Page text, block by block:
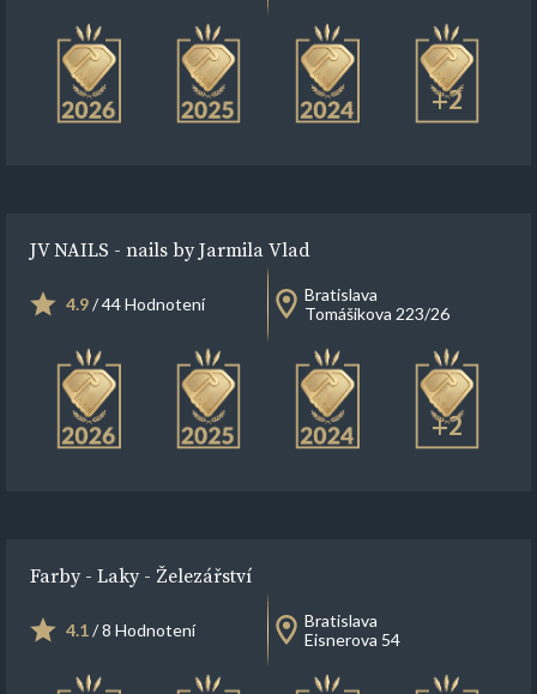
+2
JV NAILS - nails by Jarmila Vlad
4.9/ 44 Hodnotení
Bratislava
Tomášikova 223/26
+2
Farby - Laky - Železářství
4.1/ 8 Hodnotení
Bratislava
Eisnerova 54